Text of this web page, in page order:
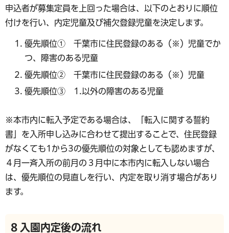
申込者が募集定員を上回った場合は、以下のとおりに順位
付けを行い、内定児童及び補欠登録児童を決定します。
優先順位① 千葉市に住民登録のある（※）児童でか
つ、障害のある児童
優先順位② 千葉市に住民登録のある（※）児童
優先順位③ 1.以外の障害のある児童
※本市内に転入予定である場合は、「転入に関する誓約
書」を入所申し込みに合わせて提出することで、住民登録
がなくても1から3の優先順位の対象としても認めますが、
４月一斉入所の前月の３月中に本市内に転入しない場合
は、優先順位の見直しを行い、内定を取り消す場合があり
ます。
8 入園内定後の流れ